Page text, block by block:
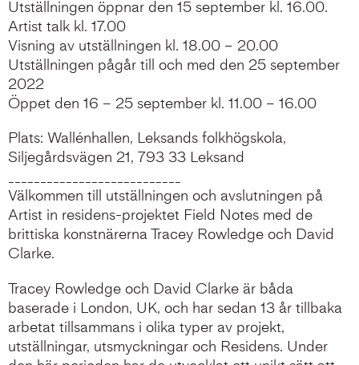
Utställningen öppnar den 15 september kl. 16.00.
Artist talk kl. 17.00
Visning av utställningen kl. 18.00 – 20.00
Utställningen pågår till och med den 25 september
2022
Öppet den 16 – 25 september kl. 11.00 – 16.00
Plats: Wallénhallen, Leksands folkhögskola,
Siljegårdsvägen 21, 793 33 Leksand
Välkommen till utställningen och avslutningen på
Artist in residens-projektet Field Notes med de
brittiska konstnärerna Tracey Rowledge och David
Clarke.
Tracey Rowledge och David Clarke är båda
baserade i London, UK, och har sedan 13 år tillbaka
arbetat tillsammans i olika typer av projekt,
utställningar, utsmyckningar och Residens. Under